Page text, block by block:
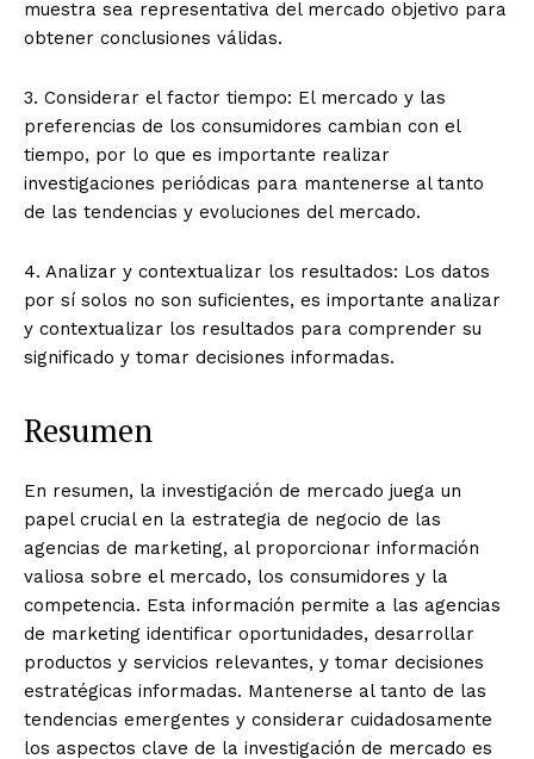
muestra sea representativa del mercado objetivo para
obtener conclusiones válidas.
3. Considerar el factor tiempo: El mercado y las
preferencias de los consumidores cambian con el
tiempo, por lo que es importante realizar
investigaciones periódicas para mantenerse al tanto
de las tendencias y evoluciones del mercado.
4. Analizar y contextualizar los resultados: Los datos
por sí solos no son suficientes, es importante analizar
y contextualizar los resultados para comprender su
significado y tomar decisiones informadas.
Resumen
En resumen, la investigación de mercado juega un
papel crucial en la estrategia de negocio de las
agencias de marketing, al proporcionar información
valiosa sobre el mercado, los consumidores y la
competencia. Esta información permite a las agencias
de marketing identificar oportunidades, desarrollar
productos y servicios relevantes, y tomar decisiones
estratégicas informadas. Mantenerse al tanto de las
tendencias emergentes y considerar cuidadosamente
los aspectos clave de la investigación de mercado es